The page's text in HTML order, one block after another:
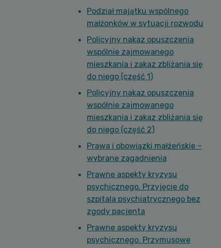
Podział majątku wspólnego
małżonków w sytuacji rozwodu
Policyjny nakaz opuszczenia
wspólnie zajmowanego
mieszkania i zakaz zbliżania się
do niego (część 1)
Policyjny nakaz opuszczenia
wspólnie zajmowanego
mieszkania i zakaz zbliżania się
do niego (część 2)
Prawa i obowiązki małżeńskie –
wybrane zagadnienia
Prawne aspekty kryzysu
psychicznego. Przyjęcie do
szpitala psychiatrycznego bez
zgody pacjenta
Prawne aspekty kryzysu
psychicznego. Przymusowe